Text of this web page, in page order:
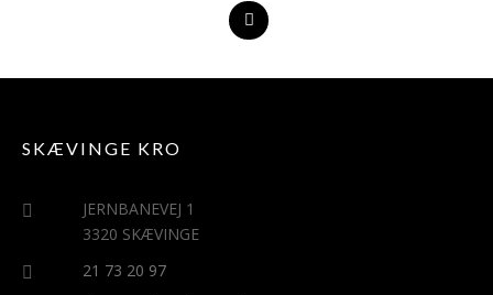
SKÆVINGE KRO
JERNBANEVEJ 1
3320 SKÆVINGE
21 73 20 97